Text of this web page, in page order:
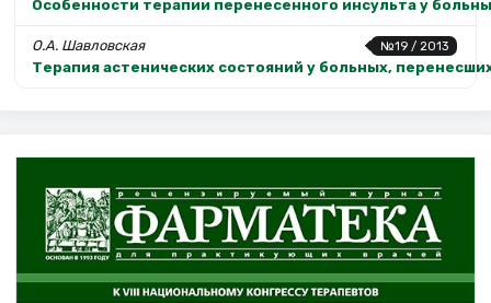
Особенности терапии перенесенного инсульта у
№19 / 2013
О.А. Шавловская
Терапия астенических состояний у больных,